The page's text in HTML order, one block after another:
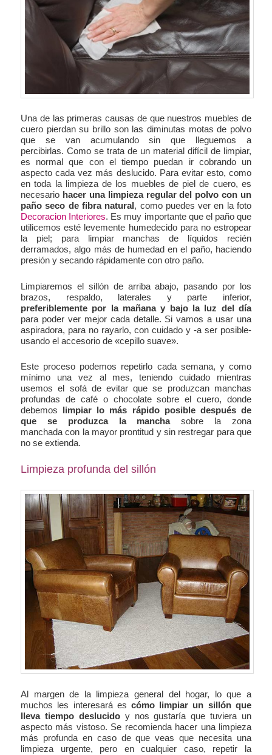
Una de las primeras causas de que nuestros muebles de
cuero pierdan su brillo son las diminutas motas de polvo
que se van acumulando sin que lleguemos a
percibirlas. Como se trata de un material difícil de limpiar,
es normal que con el tiempo puedan ir cobrando un
aspecto cada vez más deslucido. Para evitar esto, como
en toda la limpieza de los muebles de piel de cuero, es
necesario hacer una limpieza regular del polvo con un
paño seco de fibra natural , como puedes ver en la foto
Decoracion Interiores. Es muy importante que el paño que
utilicemos esté levemente humedecido para no estropear
la piel; para limpiar manchas de líquidos recién
derramados, algo más de humedad en el paño, haciendo
presión y secando rápidamente con otro paño.
Limpiaremos el sillón de arriba abajo, pasando por los
brazos, respaldo, laterales y parte inferior,
preferiblemente por la mañana y bajo la luz del día
para poder ver mejor cada detalle. Si vamos a usar una
aspiradora, para no rayarlo, con cuidado y -a ser posible-
usando el accesorio de «cepillo suave».
Este proceso podemos repetirlo cada semana, y como
mínimo una vez al mes, teniendo cuidado mientras
usemos el sofá de evitar que se produzcan manchas
profundas de café o chocolate sobre el cuero, donde
debemos limpiar lo más rápido posible después de
que se produzca la manchasobre la zona
manchada con la mayor prontitud y sin restregar para que
no se extienda.
Limpieza profunda del sillón
Al margen de la limpieza general del hogar, lo que a
muchos les interesará es cómo limpiar un sillón que
lleva tiempo deslucidoy nos gustaría que tuviera un
aspecto más vistoso. Se recomienda hacer una limpieza
más profunda en caso de que veas que necesita una
limpieza urgente, pero en cualquier caso, repetir la